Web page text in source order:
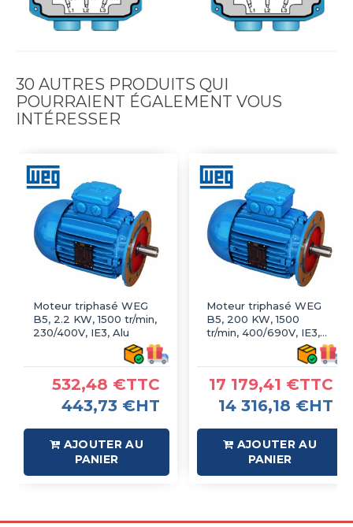
30 AUTRES PRODUITS QUI
POURRAIENT ÉGALEMENT VOUS
INTÉRESSER
Moteur triphasé WEG
B5, 2.2 KW, 1500 tr/min,
230/400V, IE3, Alu
532,48 €TTC
443,73 €HT
AJOUTER AU
PANIER
Moteur triphasé WEG
B5, 200 KW, 1500
tr/min, 400/690V, IE3,
17 179,41 €TTC
14 316,18 €HT
AJOUTER AU
PANIER